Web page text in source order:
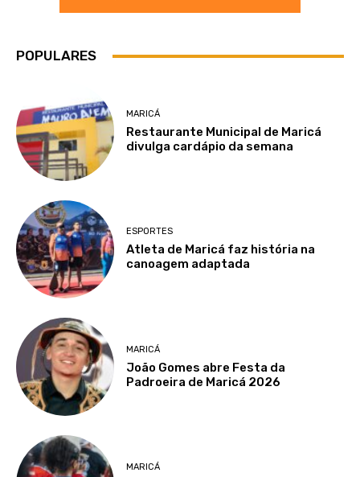
POPULARES
MARICÁ
Restaurante Municipal de Maricá
divulga cardápio da semana
ESPORTES
Atleta de Maricá faz história na
canoagem adaptada
MARICÁ
João Gomes abre Festa da
Padroeira de Maricá 2026
MARICÁ